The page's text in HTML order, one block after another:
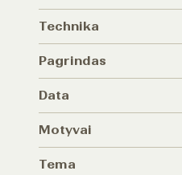
Technika
Pagrindas
Data
Motyvai
Tema